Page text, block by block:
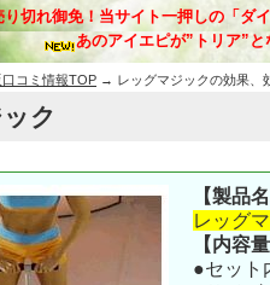
コミ情報TOP → レッグマジックの効果、
ク
【製品
レッグ
【内容
●セット
り切れ御免！当サイト一押しの「ダ
あのアイエピが”トリア”